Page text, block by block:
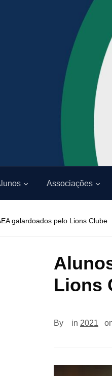
Associações
galardoados pelo Lions Clube
Lions
By in 2021